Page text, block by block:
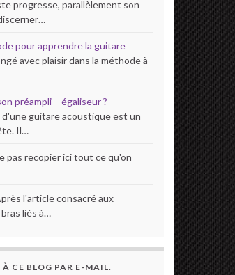
progresse, parallèlement son
pour apprendre la guitare
avec plaisir dans la méthode à
préampli – égaliseur ?
d'une guitare acoustique est un
Il…
pas recopier ici tout ce qu'on
l'article consacré aux
liés à…
CE BLOG PAR E-MAIL.